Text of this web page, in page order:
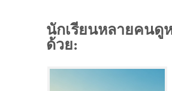
นักเรียนหลายคนดู
ด้วย: